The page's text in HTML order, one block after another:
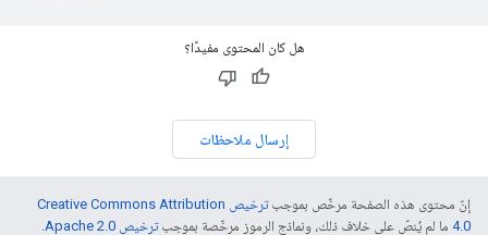
هل كان المحتوى مفيدًا؟
إرسال ملاحظات
إنّ محتوى هذه الصفحة مرخّص بموجب
ترخيص Creative Commons Attribution
4.0‏ ما لم يُنصّ على خلاف ذلك، ونماذج الرموز مرخّصة بموجبترخيص Apache 2.0‏
.